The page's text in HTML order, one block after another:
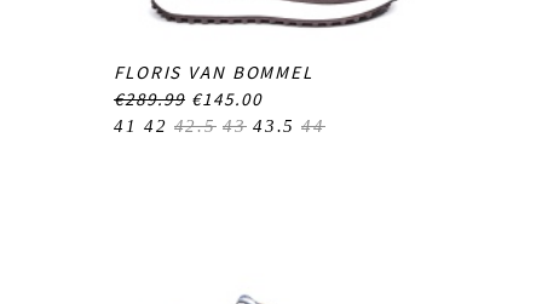
FLORIS VAN BOMMEL
€289.99 €145.00
41 42 42.5 43 43.5 44